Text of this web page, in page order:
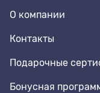
О компании
Контакты
Подарочные
Бонусная
8 den
Полустельки